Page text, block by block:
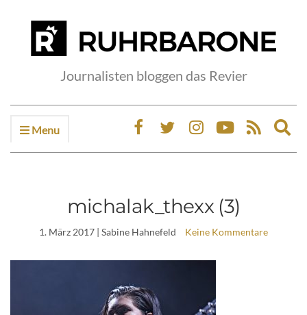
Journalisten bloggen das Revier
Menu
michalak_thexx (3)
1. März 2017 | Sabine Hahnefeld Keine Kommentare